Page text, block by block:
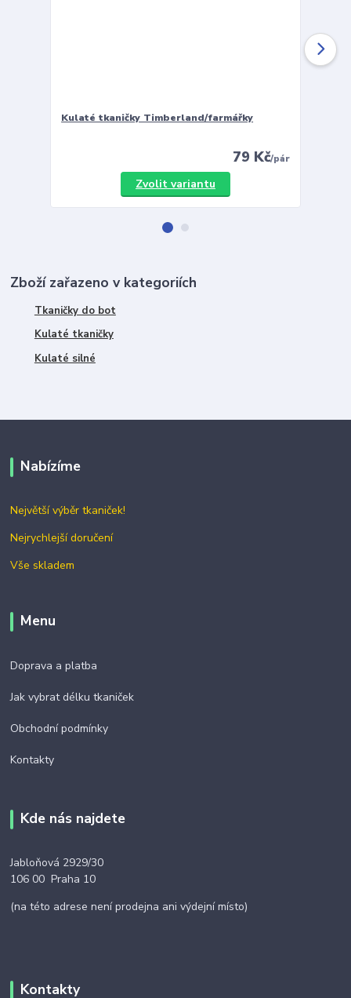
Kulaté tkaničky Timberland/farmářky
79 Kč/pár
Zvolit variantu
Zboží zařazeno v kategoriích
Tkaničky do bot
Kulaté tkaničky
Kulaté silné
Nabízíme
Největší výběr tkaniček!
Nejrychlejší doručení
Vše skladem
Menu
Doprava a platba
Jak vybrat délku tkaniček
Obchodní podmínky
Kontakty
Kde nás najdete
Jabloňová 2929/30
106 00 Praha 10
(na této adrese není prodejna ani výdejní místo)
Kontakty